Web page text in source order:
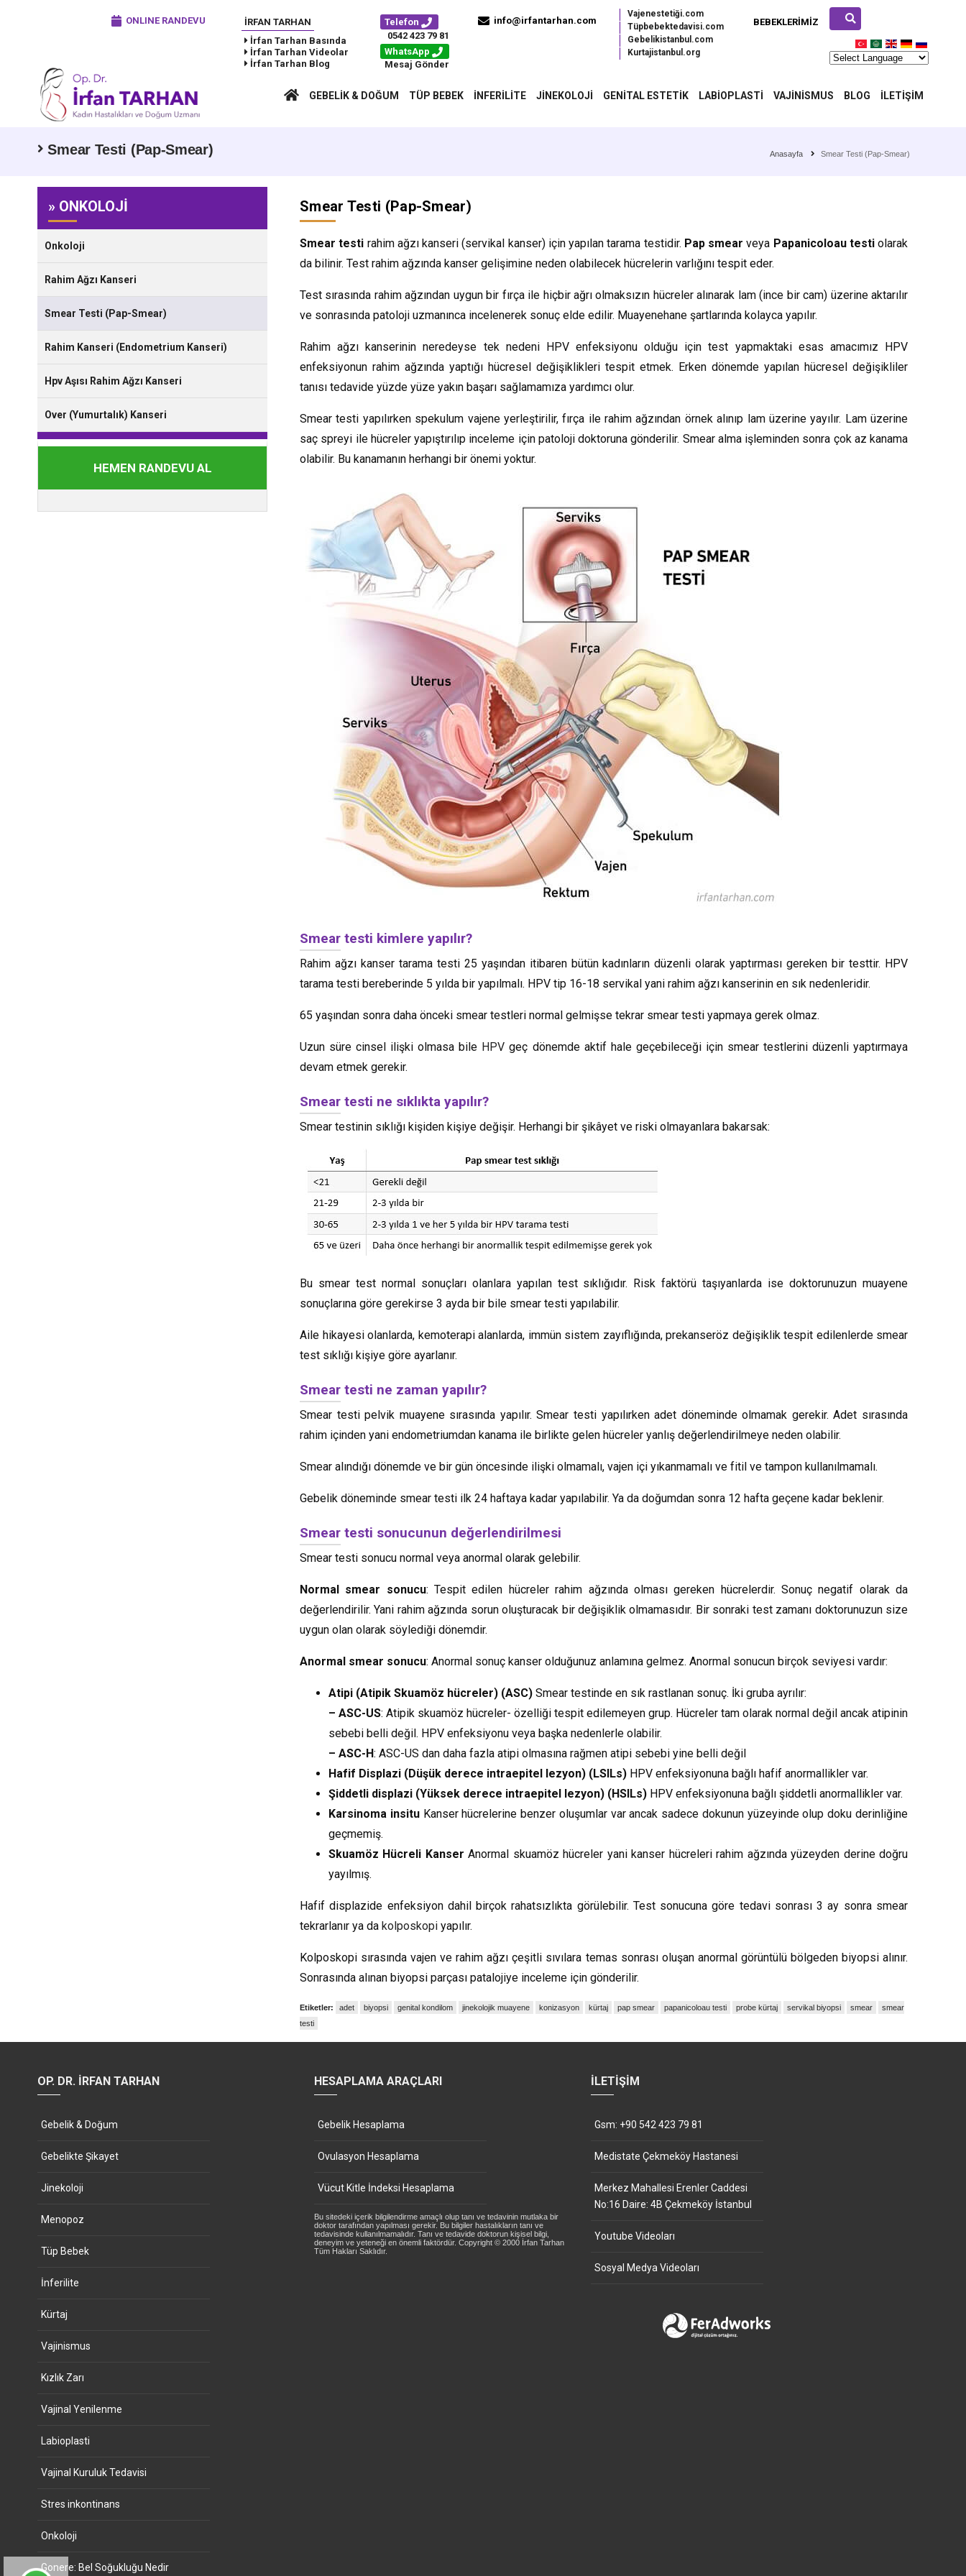
ONLINE RANDEVU
İRFAN TARHAN
İrfan Tarhan Basında
İrfan Tarhan Videolar
İrfan Tarhan Blog
BEBEKLERIMIZ
Vajenestetiği.com
Tüpbebektedavisi.com
Gebelikistanbul.com
Kurtajistanbul.org
Telefon
0542 423 79 81
WhatsApp
Mesaj Gönder
info@irfantarhan.com
GEBELIK & DOĞUM TÜP BEBEK İNFERILITE JINEKOLOJI GENITAL ESTETIK LABIOPLASTI VAJINISMUS BLOG İLETIŞIM
Smear Testi (Pap-Smear) Anasayfa Smear Testi (Pap-Smear)
» ONKOLOJİ
Onkoloji
Rahim Ağzı Kanseri
Smear Testi (Pap-Smear)
Rahim Kanseri (Endometrium Kanseri)
Hpv Aşısı Rahim Ağzı Kanseri
Over (Yumurtalık) Kanseri
HEMEN RANDEVU AL
Smear Testi (Pap-Smear)
Smear testi rahim ağzı kanseri (servikal kanser) için yapılan tarama testidir. Pap smear veya Papanicoloau testiolarak
da bilinir. Test rahim ağzında kanser gelişimine neden olabilecek hücrelerin varlığını tespit eder.
Test sırasında rahim ağzından uygun bir fırça ile hiçbir ağrı olmaksızın hücreler alınarak lam (ince bir cam) üzerine aktarılır
ve sonrasında patoloji uzmanınca incelenerek sonuç elde edilir. Muayenehane şartlarında kolayca yapılır.
Rahim ağzı kanserinin neredeyse tek nedeni HPV enfeksiyonu olduğu için test yapmaktaki esas amacımız HPV
enfeksiyonun rahim ağzında yaptığı hücresel değişiklikleri tespit etmek. Erken dönemde yapılan hücresel değişikliler
tanısı tedavide yüzde yüze yakın başarı sağlamamıza yardımcı olur.
Smear testi yapılırken spekulum vajene yerleştirilir, fırça ile rahim ağzından örnek alınıp lam üzerine yayılır. Lam üzerine
saç spreyi ile hücreler yapıştırılıp inceleme için patoloji doktoruna gönderilir. Smear alma işleminden sonra çok az kanama
olabilir. Bu kanamanın herhangi bir önemi yoktur.
Smear testi kimlere yapılır?
Rahim ağzı kanser tarama testi 25 yaşından itibaren bütün kadınların düzenli olarak yaptırması gereken bir testtir. HPV
tarama testi bereberinde 5 yılda bir yapılmalı. HPV tip 16-18 servikal yani rahim ağzı kanserinin en sık nedenleridir.
65 yaşından sonra daha önceki smear testleri normal gelmişse tekrar smear testi yapmaya gerek olmaz.
Uzun süre cinsel ilişki olmasa bile HPV geç dönemde aktif hale geçebileceği için smear testlerini düzenli yaptırmaya
devam etmek gerekir.
Smear testi ne sıklıkta yapılır?
Smear testinin sıklığı kişiden kişiye değişir. Herhangi bir şikâyet ve riski olmayanlara bakarsak:
Bu smear test normal sonuçları olanlara yapılan test sıklığıdır. Risk faktörü taşıyanlarda ise doktorunuzun muayene
sonuçlarına göre gerekirse 3 ayda bir bile smear testi yapılabilir.
Aile hikayesi olanlarda, kemoterapi alanlarda, immün sistem zayıflığında, prekanseröz değişiklik tespit edilenlerde smear
test sıklığı kişiye göre ayarlanır.
Smear testi ne zaman yapılır?
Smear testi pelvik muayene sırasında yapılır. Smear testi yapılırken adet döneminde olmamak gerekir. Adet sırasında
rahim içinden yani endometriumdan kanama ile birlikte gelen hücreler yanlış değerlendirilmeye neden olabilir.
Smear alındığı dönemde ve bir gün öncesinde ilişki olmamalı, vajen içi yıkanmamalı ve fitil ve tampon kullanılmamalı.
Gebelik döneminde smear testi ilk 24 haftaya kadar yapılabilir. Ya da doğumdan sonra 12 hafta geçene kadar beklenir.
Smear testi sonucunun değerlendirilmesi
Smear testi sonucu normal veya anormal olarak gelebilir.
Normal smear sonucu: Tespit edilen hücreler rahim ağzında olması gereken hücrelerdir. Sonuç negatif olarak da
değerlendirilir. Yani rahim ağzında sorun oluşturacak bir değişiklik olmamasıdır. Bir sonraki test zamanı doktorunuzun size
uygun olan olarak söylediği dönemdir.
Anormal smear sonucu: Anormal sonuç kanser olduğunuz anlamına gelmez. Anormal sonucun birçok seviyesi vardır:
Atipi (Atipik Skuamöz hücreler) (ASC) Smear testinde en sık rastlanan sonuç. İki gruba ayrılır:
– ASC-US: Atipik skuamöz hücreler- özelliği tespit edilemeyen grup. Hücreler tam olarak normal değil ancak atipinin
sebebi belli değil. HPV enfeksiyonu veya başka nedenlerle olabilir.
– ASC-H: ASC-US dan daha fazla atipi olmasına rağmen atipi sebebi yine belli değil
Hafif Displazi (Düşük derece intraepitel lezyon) (LSILs) HPV enfeksiyonuna bağlı hafif anormallikler var.
Şiddetli displazi (Yüksek derece intraepitel lezyon) (HSILs) HPV enfeksiyonuna bağlı şiddetli anormallikler var.
Karsinoma insituKanser hücrelerine benzer oluşumlar var ancak sadece dokunun yüzeyinde olup doku derinliğine
geçmemiş.
Skuamöz Hücreli Kanser Anormal skuamöz hücreler yani kanser hücreleri rahim ağzında yüzeyden derine doğru
yayılmış.
Hafif displazide enfeksiyon dahil birçok rahatsızlıkta görülebilir. Test sonucuna göre tedavi sonrası 3 ay sonra smear
tekrarlanır ya da kolposkopi yapılır.
Kolposkopi sırasında vajen ve rahim ağzı çeşitli sıvılara temas sonrası oluşan anormal görüntülü bölgeden biyopsi alınır.
Sonrasında alınan biyopsi parçası patalojiye inceleme için gönderilir.
Etiketler: adet biyopsi genital kondilom jinekolojik muayene konizasyon kürtaj pap smear papanicoloau testi probe kürtaj servikal biyopsi smear
smear
testi
OP. DR. İRFAN TARHAN
Gebelik & Doğum
Gebelikte Şikayet
Jinekoloji
Menopoz
Tüp Bebek
İnferilite
Kürtaj
Vajinismus
Kızlık Zarı
Vajinal Yenilenme
Labioplasti
Vajinal Kuruluk Tedavisi
Stres inkontinans
Onkoloji
Gonere: Bel Soğukluğu Nedir
HESAPLAMA ARAÇLARI
Gebelik Hesaplama
Ovulasyon Hesaplama
Vücut Kitle İndeksi Hesaplama
Bu sitedeki içerik bilgilendirme amaçlı olup tanı ve tedavinin mutlaka bir
doktor tarafından yapılması gerekir. Bu bilgiler hastalıkların tanı ve
tedavisinde kullanılmamalıdır. Tanı ve tedavide doktorun kişisel bilgi,
deneyim ve yeteneği en önemli faktördür. Copyright © 2000 İrfan Tarhan
Tüm Hakları Saklıdır.
İLETIŞIM
Gsm: +90 542 423 79 81
Medistate Çekmeköy Hastanesi
Merkez Mahallesi Erenler Caddesi
No:16 Daire: 4B Çekmeköy İstanbul
Youtube Videoları
Sosyal Medya Videoları